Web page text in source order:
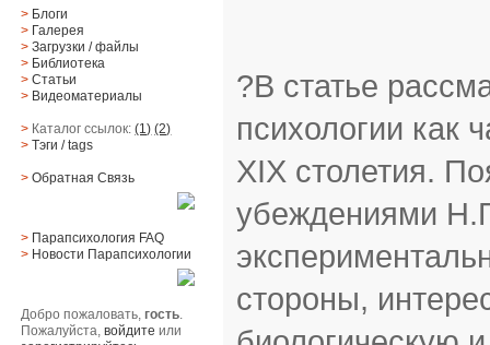
> Блоги
> Галерея
> Загрузки/файлы
> Библиотека
> Статьи
> Видеоматериалы
> Каталог ссылок:(1) (2)
> Тэги/ tags
> Обратная Cвязь
> Парапсихология FAQ
> Новости Парапсихологии
Добро пожаловать,гость.
Пожалуйста,войдите или
?В статье
психологии как
XIX столетия.
убеждениями
стороны,